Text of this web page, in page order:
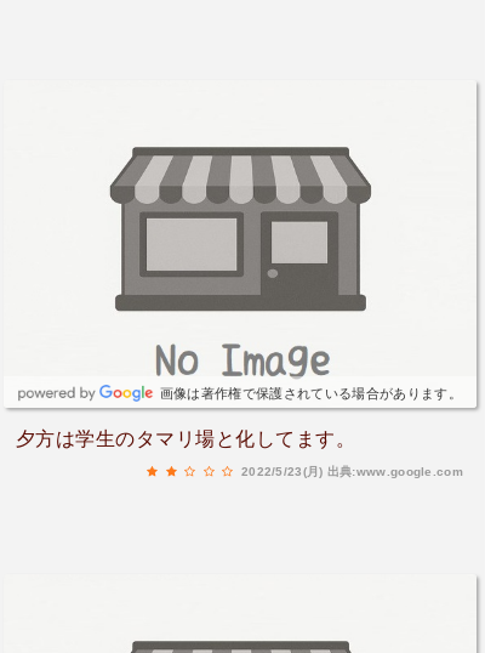
画像は著作権で保護されている場合があります。
夕方は学生のタマリ場と化してます。
2022/5/23(月) 出典:www.google.com